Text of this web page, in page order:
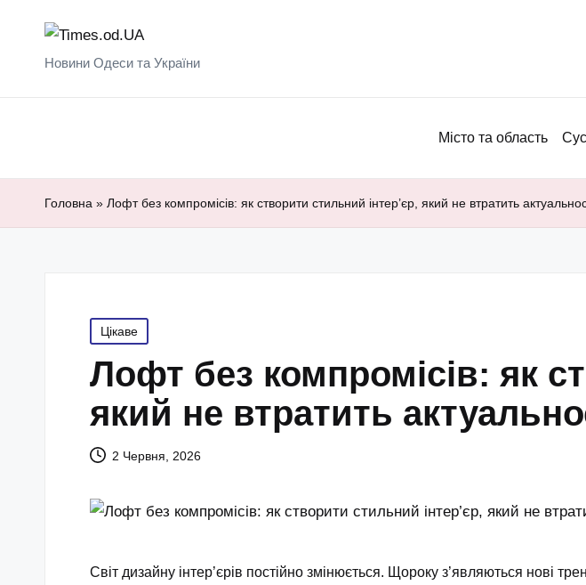
Новини Одеси та України
Місто та область
Головна » Лофт без компромісів: як створити стильний інтер’єр, який не втратить
Posted
in
Цікаве
Лофт без компромісів: як
який не втратить
2 Червня, 2026
Світ дизайну інтер’єрів постійно змінюється. Щороку з’являються нові